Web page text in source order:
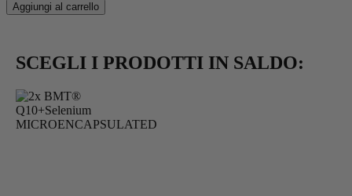
Aggiungi al carrello
SCEGLI I PRODOTTI IN SALDO: